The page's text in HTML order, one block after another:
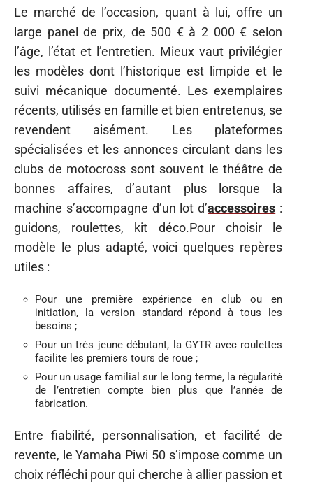
Le marché de l’occasion, quant à lui, offre un
large panel de prix, de 500 € à 2 000 € selon
l’âge, l’état et l’entretien. Mieux vaut privilégier
les modèles dont l’historique est limpide et le
suivi mécanique documenté. Les exemplaires
récents, utilisés en famille et bien entretenus, se
revendent aisément. Les plateformes
spécialisées et les annonces circulant dans les
clubs de motocross sont souvent le théâtre de
bonnes affaires, d’autant plus lorsque la
machine s’accompagne d’un lot d’accessoires :
guidons, roulettes, kit déco.Pour choisir le
modèle le plus adapté, voici quelques repères
utiles :
Pour une première expérience en club ou en
initiation, la version standard répond à tous les
besoins ;
Pour un très jeune débutant, la GYTR avec roulettes
facilite les premiers tours de roue ;
Pour un usage familial sur le long terme, la régularité
de l’entretien compte bien plus que l’année de
fabrication.
Entre fiabilité, personnalisation, et facilité de
revente, le Yamaha Piwi 50 s’impose comme un
choix réfléchi pour qui cherche à allier passion et